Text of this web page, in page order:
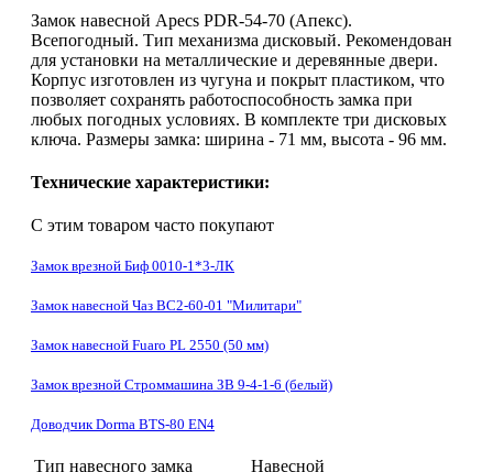
Замок навесной Apecs PDR-54-70 (Апекс).
Всепогодный. Тип механизма дисковый. Рекомендован
для установки на металлические и деревянные двери.
Корпус изготовлен из чугуна и покрыт пластиком, что
позволяет сохранять работоспособность замка при
любых погодных условиях. В комплекте три дисковых
ключа. Размеры замка: ширина - 71 мм, высота - 96 мм.
Технические характеристики:
С этим товаром часто покупают
Замок врезной Биф 0010-1*3-ЛК
Замок навесной Чаз ВС2-60-01 "Милитари"
Замок навесной Fuaro PL 2550 (50 мм)
Замок врезной Строммашина ЗВ 9-4-1-6 (белый)
Доводчик Dorma BTS-80 EN4
Тип навесного замка Навесной